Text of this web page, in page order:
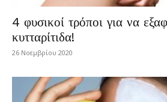
4 φυσικοί τρόποι για να
κυτταρίτιδα!
26 Νοεμβρίου 2020